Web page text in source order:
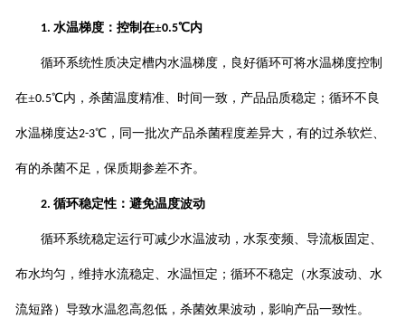
1. 水温梯度：控制在±0.5℃内
循环系统性质决定槽内水温梯度，良好循环可将水温梯度控制
在±0.5℃内，杀菌温度精准、时间一致，产品品质稳定；循环不良
水温梯度达2-3℃，同一批次产品杀菌程度差异大，有的过杀软烂、
有的杀菌不足，保质期参差不齐。
2. 循环稳定性：避免温度波动
循环系统稳定运行可减少水温波动，水泵变频、导流板固定、
布水均匀，维持水流稳定、水温恒定；循环不稳定（水泵波动、水
流短路）导致水温忽高忽低，杀菌效果波动，影响产品一致性。